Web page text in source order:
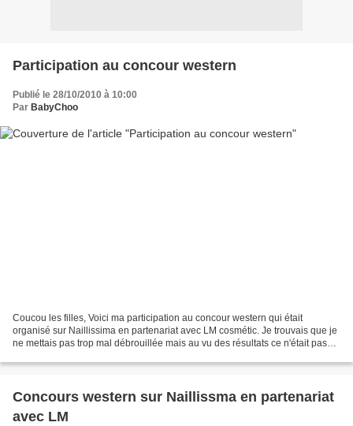
Participation au concour western
Publié le 28/10/2010 à 10:00
Par BabyChoo
Coucou les filles, Voici ma participation au concour western qui était
organisé sur Naillissima en partenariat avec LM cosmétic. Je trouvais que je
ne mettais pas trop mal débrouillée mais au vu des résultats ce n'était pas
Concours western sur Naillissma en partenariat
avec LM